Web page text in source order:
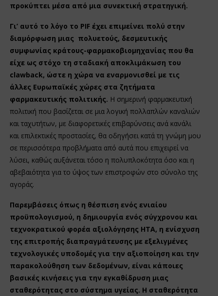
προκύπτει μέσα από μια συνεκτική στρατηγική.
Γι’ αυτό το λόγο το PIF έχει επιμείνει πολύ στην
διαμόρφωση μιας πολυετούς, δεσμευτικής
συμφωνίας κράτους-φαρμακοβιομηχανίας που θα
είχε ως στόχο τη σταδιακή αποκλιμάκωση του
clawback, ώστε η χώρα να εναρμονισθεί με τις
άλλες Ευρωπαϊκές χώρες στα ζητήματα
φαρμακευτικής πολιτικής. Η σημερινή φαρμακευτική
πολιτική που βασίζεται σε μια λογική πολλαπλών καναλιών
και ταχυτήτων, με διαφορετικές επιβαρύνσεις ανά κανάλι
και επιλεκτικές προστασίες, θα οδηγήσει κατά τη γνώμη μου
σε περισσότερα προβλήματα από αυτά που επιχειρεί να
λύσει, καθώς αυξάνεται τόσο η πολυπλοκότητα όσο και η
αβεβαιότητα για το ύψος των επιστροφών στο σύνολο της
αγοράς.
Παρεμβάσεις όπως η θέσπιση ενός ενιαίου
προϋπολογισμού, η δημιουργία ενός σύγχρονου και
τεχνοκρατικού φορέα αξιολόγησης HTA, η ενίσχυση
της επιτροπής διαπραγμάτευσης με εξελιγμένες
τεχνολογικές υποδομές για την αξιοποίηση και την
παρακολούθηση των δεδομένων, είναι κάποιες
βασικές κινήσεις για την εγκαθίδρυση μιας
σταθερότητας στο σύστημα υγείας. Η σταθερότητα